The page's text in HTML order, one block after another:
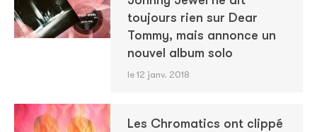
toujours rien sur Dear
Tommy, mais annonce un
nouvel album solo
le 12 janv. 2018
Les Chromatics ont clippé